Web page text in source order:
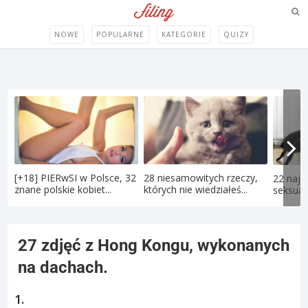
NOWE POPULARNE KATEGORIE QUIZY
[+18] PIERwSI w Polsce, 32
znane polskie kobiet...
28 niesamowitych rzeczy,
których nie wiedziałeś...
22
27 zdjęć z Hong Kongu, wykonanych
na dachach.
1.